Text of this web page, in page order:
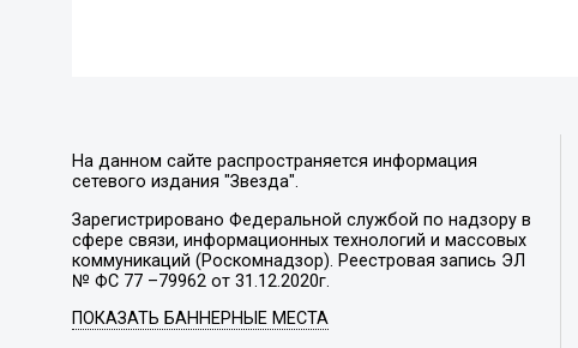
На данном сайте распространяется информация
сетевого издания "Звезда".
Зарегистрировано Федеральной службой по надзору в
сфере связи, информационных технологий и массовых
коммуникаций (Роскомнадзор). Реестровая запись ЭЛ
№ ФС 77 –79962 от 31.12.2020г.
ПОКАЗАТЬ БАННЕРНЫЕ МЕСТА